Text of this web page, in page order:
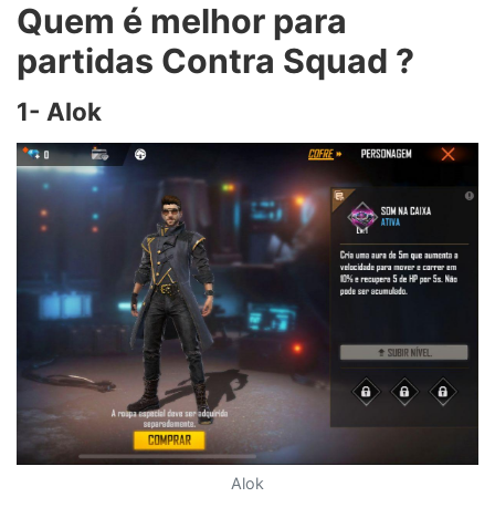
Quem é melhor para
partidas Contra Squad ?
1- Alok
Alok